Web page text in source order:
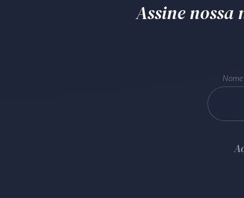
Assine nossa
Nome